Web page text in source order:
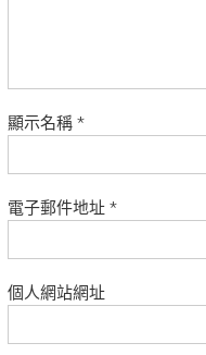
顯示名稱 *
電子郵件地址 *
個人網站網址